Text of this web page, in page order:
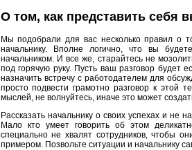
О том, как представить себя
Мы подобрали для вас несколько правил о
начальнику. Вполне логично, что вы
начальником. И все же, старайтесь не
под горячую руку. Пусть ваш разговор будет
назначить встречу с работодателем для
просто подвести грамотно разговор к этой
мыслей, не волнуйтесь, иначе это может
Рассказать начальнику о своих успехах и не
Мало кто умеет говорить об этом
специально не хвалят сотрудников, чтобы
примером. Позвольте ситуации и начальнику